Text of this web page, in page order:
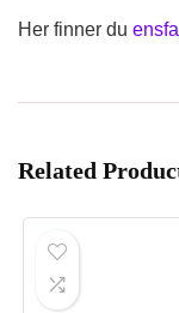
Her finner du
Related